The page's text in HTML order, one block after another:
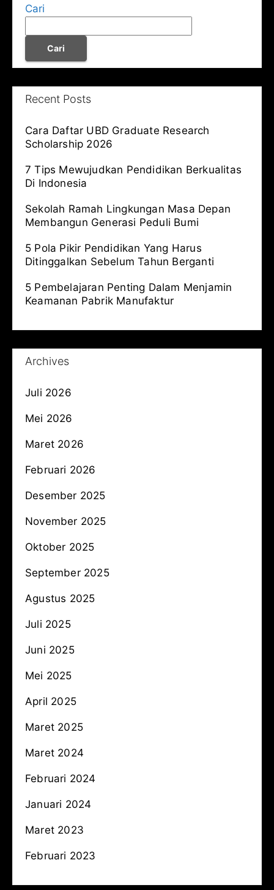
Cari
Cari
Recent Posts
Cara Daftar UBD Graduate Research
Scholarship 2026
7 Tips Mewujudkan Pendidikan Berkualitas
Di Indonesia
Sekolah Ramah Lingkungan Masa Depan
Membangun Generasi Peduli Bumi
5 Pola Pikir Pendidikan Yang Harus
Ditinggalkan Sebelum Tahun Berganti
5 Pembelajaran Penting Dalam Menjamin
Keamanan Pabrik Manufaktur
Archives
Juli 2026
Mei 2026
Maret 2026
Februari 2026
Desember 2025
November 2025
Oktober 2025
September 2025
Agustus 2025
Juli 2025
Juni 2025
Mei 2025
April 2025
Maret 2025
Maret 2024
Februari 2024
Januari 2024
Maret 2023
Februari 2023